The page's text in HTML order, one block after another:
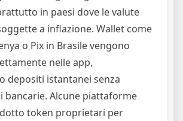
in paesi dove le valute
a inflazione. Wallet come
o Pix in Brasile vengono
nelle app,
depositi istantanei senza
bancarie. Alcune piattaforme
token proprietari per